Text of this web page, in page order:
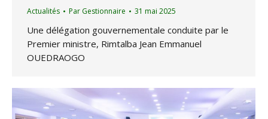
Actualités Par Gestionnaire 31 mai 2025
Une délégation gouvernementale conduite par le
Premier ministre, Rimtalba Jean Emmanuel
OUEDRAOGO